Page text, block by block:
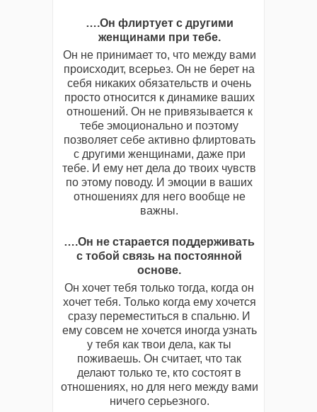
….Он флиртует с другими
женщинами при тебе.
Он не принимает то, что между вами
происходит, всерьез. Он не берет на
себя никаких обязательств и очень
просто относится к динамике ваших
отношений. Он не привязывается к
тебе эмоционально и поэтому
позволяет себе активно флиртовать
с другими женщинами, даже при
тебе. И ему нет дела до твоих чувств
по этому поводу. И эмоции в ваших
отношениях для него вообще не
важны.
….Он не старается поддерживать
с тобой связь на постоянной
основе.
Он хочет тебя только тогда, когда он
хочет тебя. Только когда ему хочется
сразу переместиться в спальню. И
ему совсем не хочется иногда узнать
у тебя как твои дела, как ты
поживаешь. Он считает, что так
делают только те, кто состоят в
отношениях, но для него между вами
ничего серьезного.